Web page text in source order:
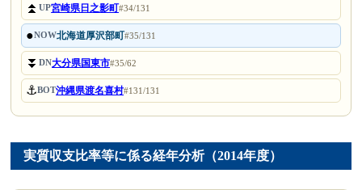
⏫UP宮崎県日之影町#34/131
●NOW北海道厚沢部町#35/131
⏬DN大分県国東市#35/62
⚓BOT沖縄県渡名喜村#131/131
実質収支比率等に係る経年分析（2014年度）